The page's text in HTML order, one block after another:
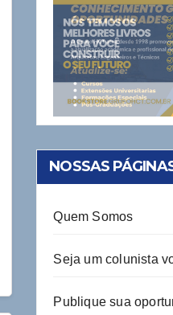
NOSSAS
Quem Somos
Seja um colunista
Publique sua